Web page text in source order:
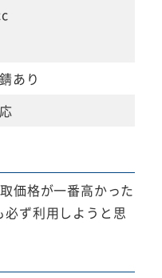
あり
価格が一番高かった
ず利用しようと思